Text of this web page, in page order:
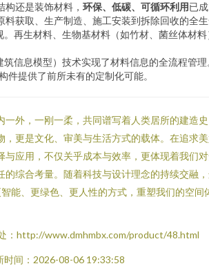
构还是装饰材料， 环保、低碳、可循环利用已
料获取、生产制造、施工安装到拆除回收的全
。再生材料、生物基材料（如竹材、菌丝体材料
筑信息模型）技术实现了材料信息的全流程管理
件提供了前所未有的定制化可能。
一外，一刚一柔，共同谱写着人类居所的建造史
，更是文化、审美与生活方式的载体。在追求
与应用，不仅关乎成本与效率，更体现着我们
的综合考量。随着科技与设计理念的持续交融
智能、更绿色、更人性的方式，重塑我们的空间
：http://www.dmhmbx.com/product/48.html
时间：2026-08-06 19:33:58